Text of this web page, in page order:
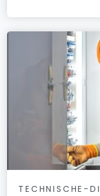
TECHNISCHE-